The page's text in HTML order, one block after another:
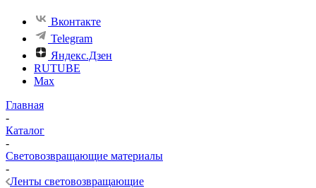
Вконтакте
Telegram
Яндекс.Дзен
RUTUBE
Max
Главная
-
Каталог
-
Световозвращающие материалы
-
Ленты световозвращающие